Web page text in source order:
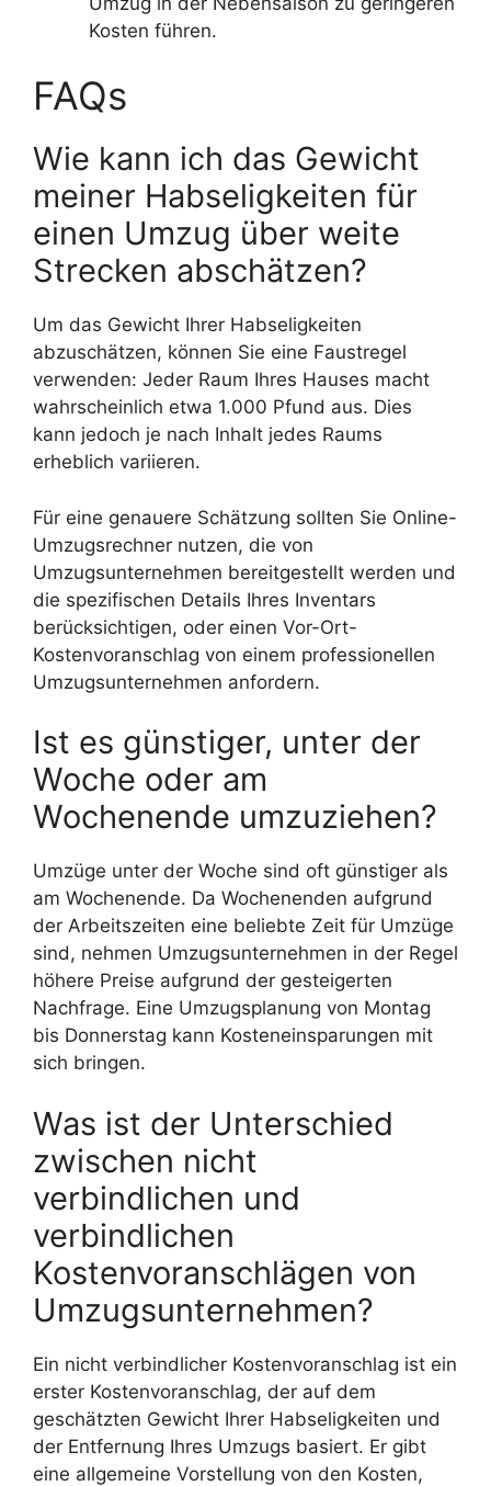
Kosten führen.
FAQs
Wie kann ich das Gewicht
meiner Habseligkeiten für
einen Umzug über weite
Strecken abschätzen?
Um das Gewicht Ihrer Habseligkeiten
abzuschätzen, können Sie eine Faustregel
verwenden: Jeder Raum Ihres Hauses macht
wahrscheinlich etwa 1.000 Pfund aus. Dies
kann jedoch je nach Inhalt jedes Raums
erheblich variieren.
Für eine genauere Schätzung sollten Sie Online-
Umzugsrechner nutzen, die von
Umzugsunternehmen bereitgestellt werden und
die spezifischen Details Ihres Inventars
berücksichtigen, oder einen Vor-Ort-
Kostenvoranschlag von einem professionellen
Umzugsunternehmen anfordern.
Ist es günstiger, unter der
Woche oder am
Wochenende umzuziehen?
Umzüge unter der Woche sind oft günstiger als
am Wochenende. Da Wochenenden aufgrund
der Arbeitszeiten eine beliebte Zeit für Umzüge
sind, nehmen Umzugsunternehmen in der Regel
höhere Preise aufgrund der gesteigerten
Nachfrage. Eine Umzugsplanung von Montag
bis Donnerstag kann Kosteneinsparungen mit
sich bringen.
Was ist der Unterschied
zwischen nicht
verbindlichen und
verbindlichen
Kostenvoranschlägen von
Umzugsunternehmen?
Ein nicht verbindlicher Kostenvoranschlag ist ein
erster Kostenvoranschlag, der auf dem
geschätzten Gewicht Ihrer Habseligkeiten und
der Entfernung Ihres Umzugs basiert. Er gibt
eine allgemeine Vorstellung von den Kosten,